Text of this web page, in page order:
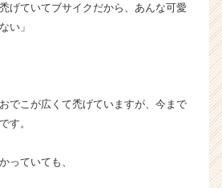
げていてブサイクだから、あんな可愛
い」
でこが広くて禿げていますが、今まで
す。
っていても、